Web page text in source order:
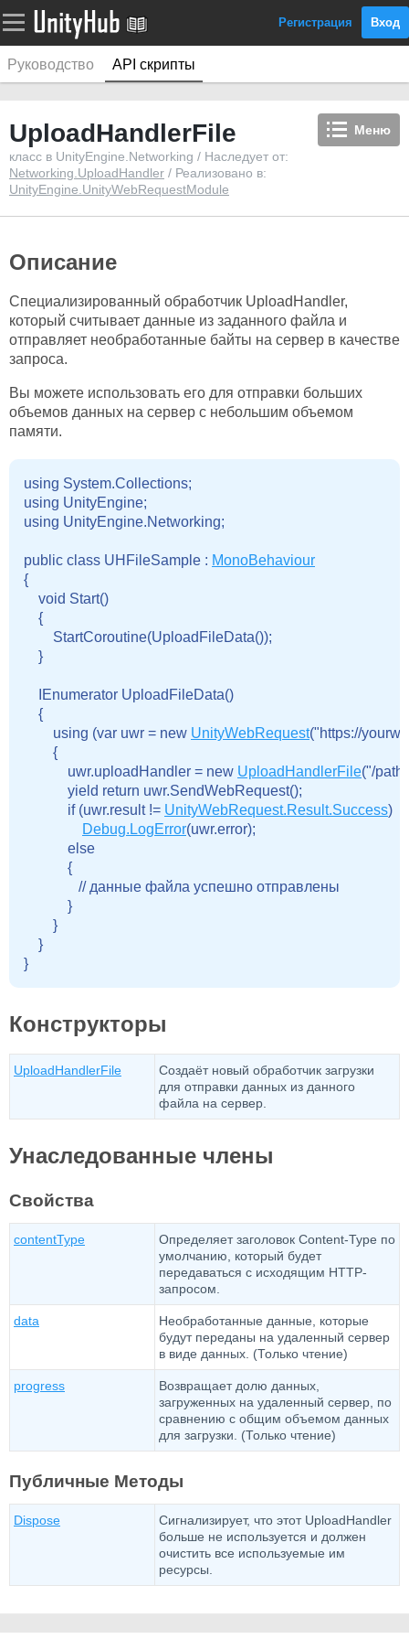
Регистрация Вход
Руководство API скрипты
Меню
UploadHandlerFile
класс в UnityEngine.Networking / Наследует от:
Networking.UploadHandler / Реализовано в:
UnityEngine.UnityWebRequestModule
Описание
Специализированный обработчик UploadHandler,
который считывает данные из заданного файла и
отправляет необработанные байты на сервер в качестве
запроса.
Вы можете использовать его для отправки больших
объемов данных на сервер с небольшим объемом
памяти.
using System.Collections;
using UnityEngine;
using UnityEngine.Networking;
public class UHFileSample : MonoBehaviour
{
    void Start()
    {
        StartCoroutine(UploadFileData());
    }
    IEnumerator UploadFileData()
    {
        using (var uwr = new
UnityWebRequest("https://
        {
            uwr.uploadHandler = new
UploadHandlerFile("/
            yield return uwr.SendWebRequest();
            if (uwr.result !=
UnityWebRequest.Result.Success)
Debug.LogError(uwr.error);
            else
            {
               // данные файла успешно отправлены
            }
        }
    }
Конструкторы
UploadHandlerFile
Создаёт новый обработчик загрузки
для отправки данных из данного
файла на сервер.
Унаследованные члены
Свойства
contentType
Определяет заголовок Content-Type по
умолчанию, который будет
передаваться с исходящим HTTP-
запросом.
data
Необработанные данные, которые
будут переданы на удаленный сервер
в виде данных. (Только чтение)
progress
Возвращает долю данных,
загруженных на удаленный сервер, по
сравнению с общим объемом данных
для загрузки. (Только чтение)
Публичные Методы
Dispose
Сигнализирует, что этот UploadHandler
больше не используется и должен
очистить все используемые им
ресурсы.